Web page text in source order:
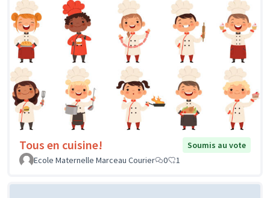
Tous en cuisine!
Soumis au vote
Ecole Maternelle Marceau Courier
0 1